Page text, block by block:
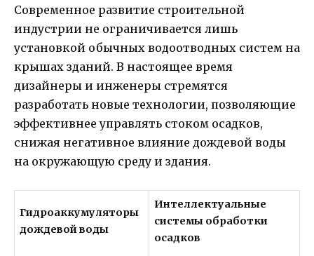
Современное развитие строительной
индустрии не ограничивается лишь
установкой обычных водоотводных систем на
крышах зданий. В настоящее время
дизайнеры и инженеры стремятся
разработать новые технологии, позволяющие
эффективнее управлять стоком осадков,
снижая негативное влияние дождевой воды
на окружающую среду и здания.
Гидроаккумуляторы
дождевой воды
Интеллектуальные
системы обработки
осадков